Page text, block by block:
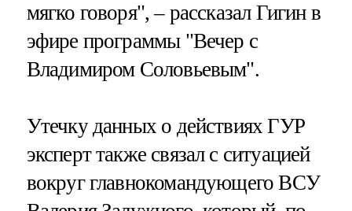
мягко говоря", – рассказал Гигин в
эфире программы "Вечер с
Владимиром Соловьевым".
Утечку данных о действиях ГУР
эксперт также связал с ситуацией
вокруг главнокомандующего ВСУ